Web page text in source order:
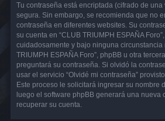
Tu contraseña está encriptada (cifrado de una
segura. Sin embargo, se recomienda que no
contraseña en diferentes websites. Su
su cuenta en “CLUB TRIUMPH ESPAÑA
cuidadosamente y bajo ninguna circunstancia
TRIUMPH ESPAÑA Foro”, phpBB u otra
preguntará su contraseña. Si olvidó la
usar el servicio “Olvidé mi contraseña”
Este proceso le solicitará ingresar su nombre
luego el software phpBB generará una nueva
recuperar su cuenta.